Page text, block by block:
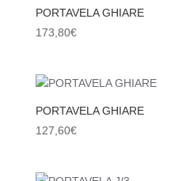
PORTAVELA GHIARE
173,80€
PORTAVELA GHIARE
127,60€